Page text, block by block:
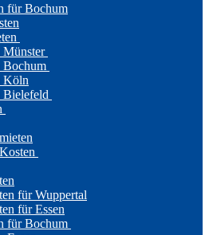
für Bochum
Münster
Bochum
Köln
Bielefeld
für Wuppertal
für Essen
für Bochum